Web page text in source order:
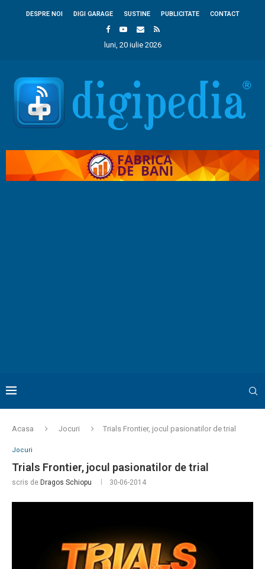
DESPRE NOI DIGI GARAGE SUSTINE PUBLICITATE CONTACT
luni, 20 iulie 2026
Acasa Jocuri Trials Frontier, jocul pasionatilor de trial
Jocuri
Trials Frontier, jocul pasionatilor de trial
scris de Dragos Schiopu 30-06-2014